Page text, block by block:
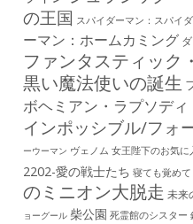
の王国 スパイダーマン：スパイ
ーマン：ホームカミング
ファンタスティック
黒い魔法使いの誕生
ボヘミアン・ラプソディ
インポッシブル/フォ
ーウーマン ヴェノム 女王陛下のお気に
2202-愛の戦士たち 寝ても覚めて
のミニオン大脱走 未来
ョーグール 柴公園 死霊館のシスター